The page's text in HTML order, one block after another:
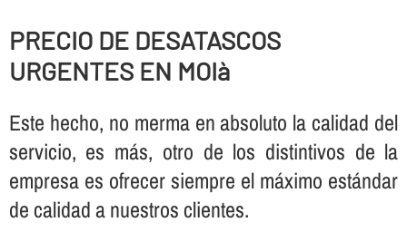
PRECIO DE DESATASCOS
URGENTES EN MOIà
Este hecho, no merma en absoluto la calidad del
servicio, es más, otro de los distintivos de la
empresa es ofrecer siempre el máximo estándar
de calidad a nuestros clientes.